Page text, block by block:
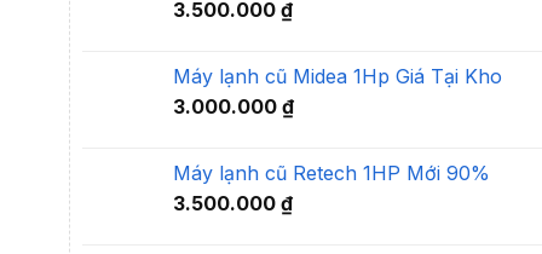
3.500.000 ₫
Máy lạnh cũ Midea 1Hp Giá Tại Kho
3.000.000 ₫
Máy lạnh cũ Retech 1HP Mới 90%
3.500.000 ₫